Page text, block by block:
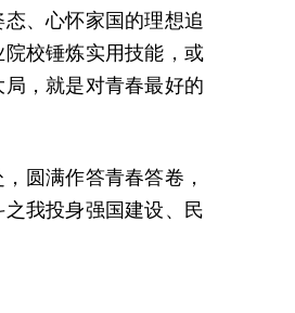
、心怀家国的理想追
校锤炼实用技能，或
，就是对青春最好的
圆满作答青春答卷，
我投身强国建设、民